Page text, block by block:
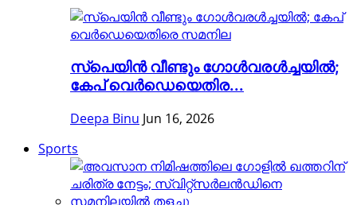
സ്പെയിൻ വീണ്ടും ഗോൾവരൾച്ചയിൽ;
കേപ് വെർഡെയെതിര...
Deepa Binu Jun 16, 2026
Sports